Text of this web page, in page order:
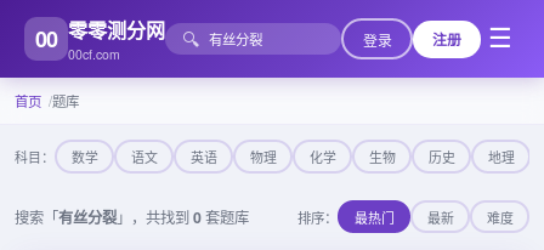
00 零零测分网
00cf.com
🔍 登录 注册 ☰
首页 题库
科目： 数学 语文 英语 物理 化学 生物 历史 地理
搜索「有丝分裂」，共找到0套题库 排序： 最热门 最新 难度